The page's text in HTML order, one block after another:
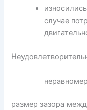
случае
размер зазора